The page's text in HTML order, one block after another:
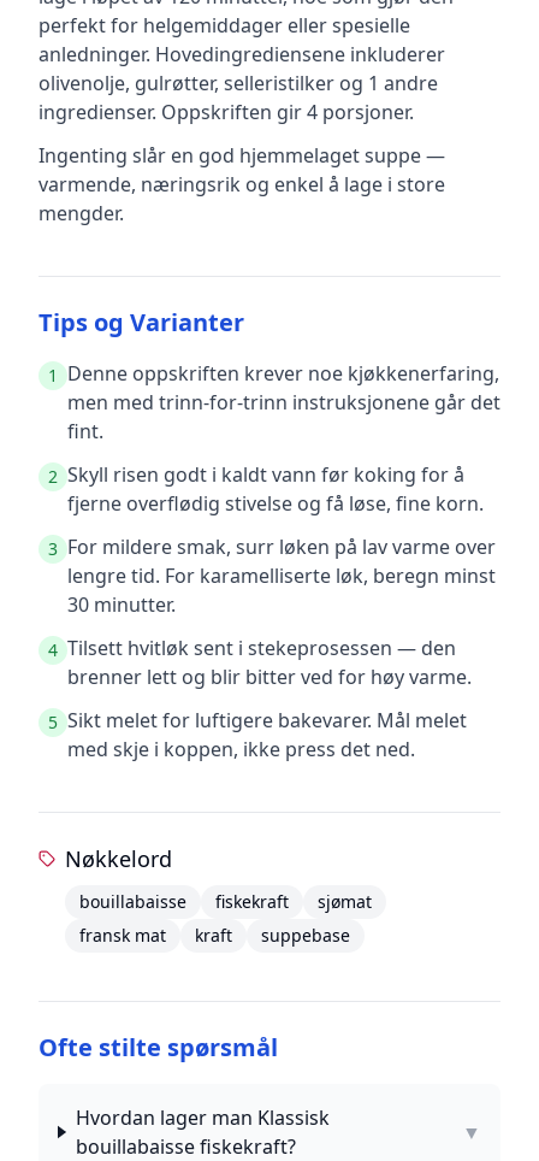
perfekt for helgemiddager eller spesielle
anledninger. Hovedingrediensene inkluderer
olivenolje, gulrøtter, selleristilker og 1 andre
ingredienser. Oppskriften gir4 porsjoner.
Ingenting slår en god hjemmelaget suppe —
varmende, næringsrik og enkel å lage i store
mengder.
Tips og Varianter
1
Denne oppskriften krever noe kjøkkenerfaring,
men med trinn-for-trinn instruksjonene går det
fint.
2 Skyll risen godt i kaldt vann før koking for å
fjerne overflødig stivelse og få løse, fine korn.
3 For mildere smak, surr løken på lav varme over
lengre tid. For karamelliserte løk, beregn minst
30 minutter.
4 Tilsett hvitløk sent i stekeprosessen — den
brenner lett og blir bitter ved for høy varme.
5 Sikt melet for luftigere bakevarer. Mål melet
med skje i koppen, ikke press det ned.
Nøkkelord
bouillabaisse fiskekraft
sjømat
fransk mat
kraft suppebase
Ofte stilte spørsmål
Hvordan lager man Klassisk
bouillabaisse fiskekraft?
▼